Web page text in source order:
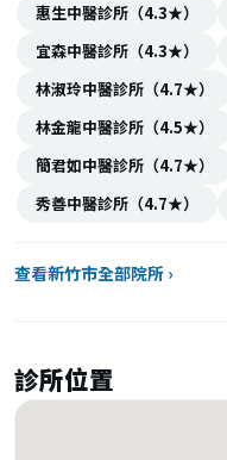
惠生中醫診所（4.3★）
宜森中醫診所（4.3★）
林淑玲中醫診所（4.7★）
林金龍中醫診所（4.5★）
簡君如中醫診所（4.7★）
秀善中醫診所（4.7★）
查看新竹市全部院所 ›
診所位置